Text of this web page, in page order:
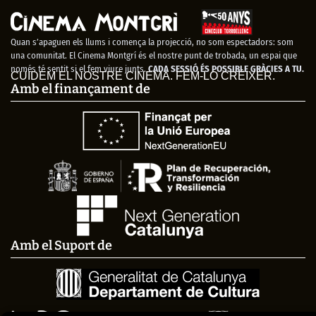
Quan s’apaguen els llums i comença la projecció, no som espectadors: som
una comunitat. El Cinema Montgrí és el nostre punt de trobada, un espai que
només té sentit si el fem viure junts. CADA SESSIÓ ÉS POSSIBLE GRÀCIES A TU.
CUIDEM EL NOSTRE CINEMA. FEM-LO CRÉIXER.
Amb el finançament de
Amb el Suport de